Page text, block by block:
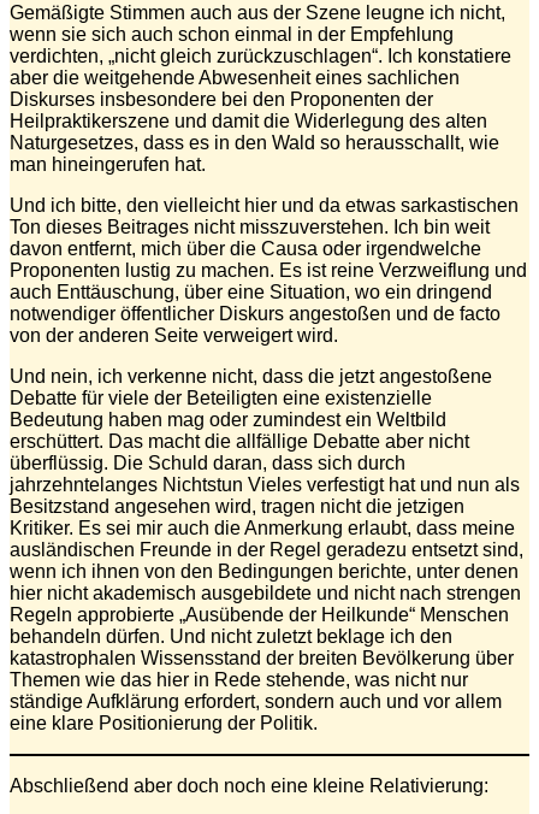
Gemäßigte Stimmen auch aus der Szene leugne ich nicht,
wenn sie sich auch schon einmal in der Empfehlung
verdichten, „nicht gleich zurückzuschlagen“. Ich konstatiere
aber die weitgehende Abwesenheit eines sachlichen
Diskurses insbesondere bei den Proponenten der
Heilpraktikerszene und damit die Widerlegung des alten
Naturgesetzes, dass es in den Wald so herausschallt, wie
man hineingerufen hat.
Und ich bitte, den vielleicht hier und da etwas sarkastischen
Ton dieses Beitrages nicht misszuverstehen. Ich bin weit
davon entfernt, mich über die Causa oder irgendwelche
Proponenten lustig zu machen. Es ist reine Verzweiflung und
auch Enttäuschung, über eine Situation, wo ein dringend
notwendiger öffentlicher Diskurs angestoßen und de facto
von der anderen Seite verweigert wird.
Und nein, ich verkenne nicht, dass die jetzt angestoßene
Debatte für viele der Beteiligten eine existenzielle
Bedeutung haben mag oder zumindest ein Weltbild
erschüttert. Das macht die allfällige Debatte aber nicht
überflüssig. Die Schuld daran, dass sich durch
jahrzehntelanges Nichtstun Vieles verfestigt hat und nun als
Besitzstand angesehen wird, tragen nicht die jetzigen
Kritiker. Es sei mir auch die Anmerkung erlaubt, dass meine
ausländischen Freunde in der Regel geradezu entsetzt sind,
wenn ich ihnen von den Bedingungen berichte, unter denen
hier nicht akademisch ausgebildete und nicht nach strengen
Regeln approbierte „Ausübende der Heilkunde“ Menschen
behandeln dürfen. Und nicht zuletzt beklage ich den
katastrophalen Wissensstand der breiten Bevölkerung über
Themen wie das hier in Rede stehende, was nicht nur
ständige Aufklärung erfordert, sondern auch und vor allem
eine klare Positionierung der Politik.
Abschließend aber doch noch eine kleine Relativierung: